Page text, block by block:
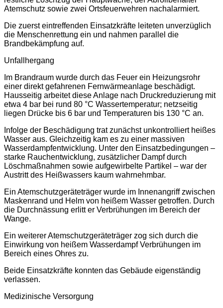
Atemschutz sowie zwei Ortsfeuerwehren nachalarmiert.
Die zuerst eintreffenden Einsatzkräfte leiteten unverzüglich
die Menschenrettung ein und nahmen parallel die
Brandbekämpfung auf.
Unfallhergang
Im Brandraum wurde durch das Feuer ein Heizungsrohr
einer direkt gefahrenen Fernwärmeanlage beschädigt.
Hausseitig arbeitet diese Anlage nach Druckreduzierung mit
etwa 4 bar bei rund 80 °C Wassertemperatur; netzseitig
liegen Drücke bis 6 bar und Temperaturen bis 130 °C an.
Infolge der Beschädigung trat zunächst unkontrolliert heißes
Wasser aus. Gleichzeitig kam es zu einer massiven
Wasserdampfentwicklung. Unter den Einsatzbedingungen –
starke Rauchentwicklung, zusätzlicher Dampf durch
Löschmaßnahmen sowie aufgewirbelte Partikel – war der
Austritt des Heißwassers kaum wahrnehmbar.
Ein Atemschutzgeräteträger wurde im Innenangriff zwischen
Maskenrand und Helm von heißem Wasser getroffen. Durch
die Durchnässung erlitt er Verbrühungen im Bereich der
Wange.
Ein weiterer Atemschutzgeräteträger zog sich durch die
Einwirkung von heißem Wasserdampf Verbrühungen im
Bereich eines Ohres zu.
Beide Einsatzkräfte konnten das Gebäude eigenständig
verlassen.
Medizinische Versorgung